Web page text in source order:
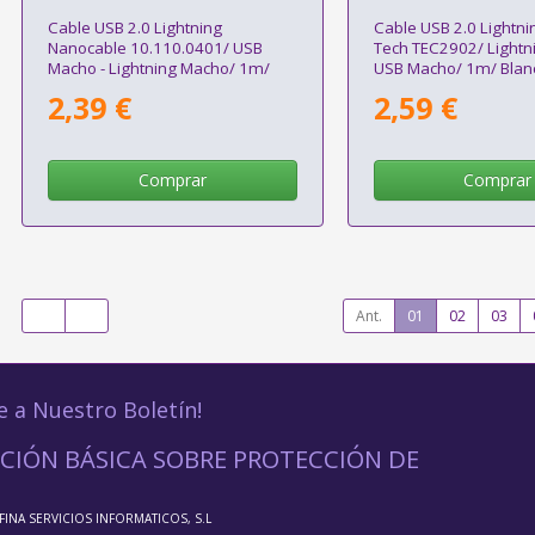
Cable USB 2.0 Lightning
Nanocable 10.110.0401/ USB
Macho - Lightning Macho/ 1m/
2,39 €
Comprar
Cable USB 2.0
Tech TEC2902/
USB Macho/ 1m/
2,59 €
Comprar
Ant. 01 02 03
a Nuestro Boletín!
BÁSICA SOBRE PROTECCIÓN DE
SERVICIOS INFORMATICOS, S.L